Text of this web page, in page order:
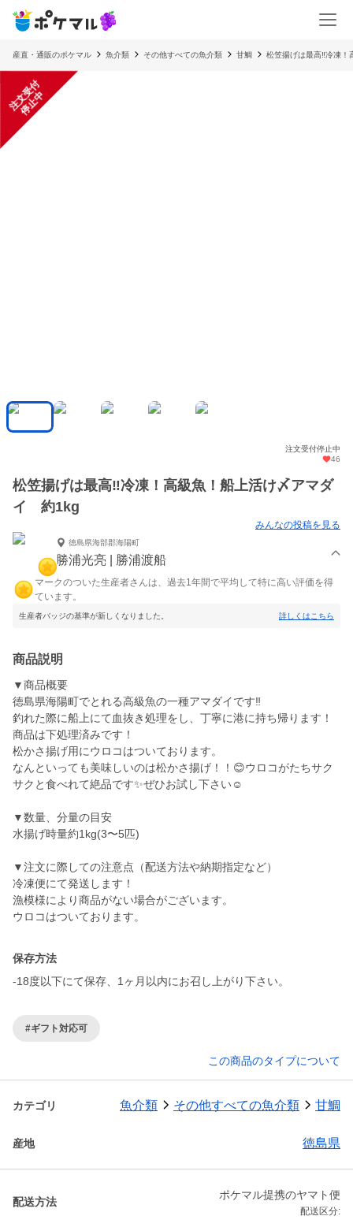
産直・通販のポケマル 魚介類 その他すべての魚介類 甘鯛 松笠揚げは最高‼️冷凍
注
文
受
付
停
止
中
注文受付停止中
46
松笠揚げは最高‼️冷凍！高級魚！船上活け〆アマダ
イ 約1kg
みんなの投稿を見る
徳島県海部郡海陽町
勝浦光亮 | 勝浦渡船
マークのついた生産者さんは、過去1年間で平均して特に高い評価を得
ています。
生産者バッジの基準が新しくなりました。 詳しくはこちら
商品説明
▼商品概要
徳島県海陽町でとれる高級魚の一種アマダイです‼️
釣れた際に船上にて血抜き処理をし、丁寧に港に持ち帰ります！
商品は下処理済みです！
松かさ揚げ用にウロコはついております。
なんといっても美味しいのは松かさ揚げ！！😊ウロコがたちサク
サクと食べれて絶品です✨ぜひお試し下さい☺️
▼数量、分量の目安
水揚げ時量約1kg(3〜5匹)
▼注文に際しての注意点（配送方法や納期指定など）
冷凍便にて発送します！
漁模様により商品がない場合がございます。
ウロコはついております。
保存方法
-18度以下にて保存、1ヶ月以内にお召し上がり下さい。
#ギフト対応可
この商品のタイプについて
カテゴリ 魚介類 その他すべての魚介類 甘鯛
産地 徳島県
配送方法
ポケマル提携のヤマト便
配送区分: